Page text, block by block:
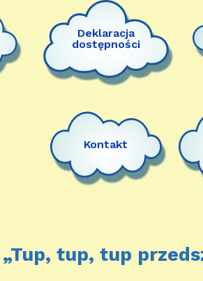
Deklaracja
dostępności
Kontakt
„Tup, tup, tup